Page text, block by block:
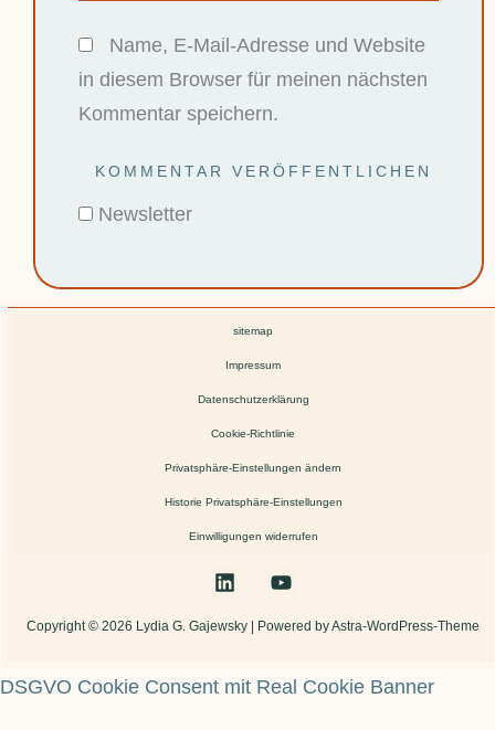
Name, E-Mail-Adresse und Website
in diesem Browser für meinen nächsten
Kommentar speichern.
Newsletter
sitemap
Impressum
Datenschutzerklärung
Cookie-Richtlinie
Privatsphäre-Einstellungen ändern
Historie Privatsphäre-Einstellungen
Einwilligungen widerrufen
Copyright © 2026 Lydia G. Gajewsky | Powered by Astra-WordPress-Theme
DSGVO Cookie Consent mit Real Cookie Banner